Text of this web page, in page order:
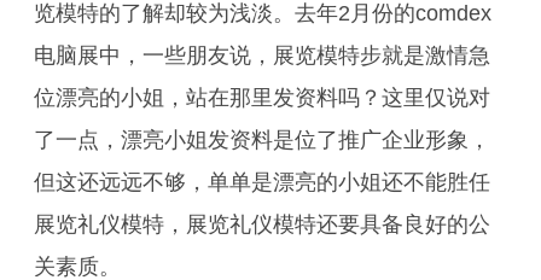
览模特的了解却较为浅淡。去年2月份的comdex
电脑展中，一些朋友说，展览模特步就是激情急
位漂亮的小姐，站在那里发资料吗？这里仅说对
了一点，漂亮小姐发资料是位了推广企业形象，
但这还远远不够，单单是漂亮的小姐还不能胜任
展览礼仪模特，展览礼仪模特还要具备良好的公
关素质。